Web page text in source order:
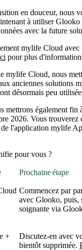
en douceur, nous
à utiliser
avec la future
mylife Cloud
pour plus
mylife Cloud, nous
anciennes solutions
désormais peu
mettrons également
2026. Vous trouverez
l'application mylife
pour vous ?
Prochaine étape
Commencez par
avec Glooko, puis,
soignante via
+
Discutez-en avec
bientôt supprimée.